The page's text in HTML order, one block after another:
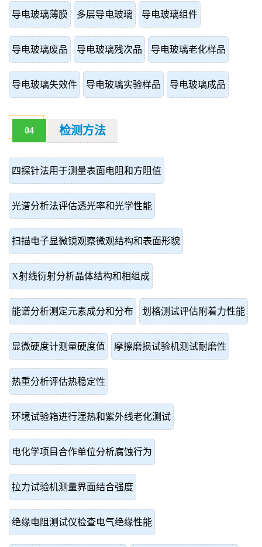
导电玻璃薄膜 多层导电玻璃 导电玻璃组件
导电玻璃废品 导电玻璃残次品 导电玻璃老化样品
导电玻璃失效件 导电玻璃实验样品 导电玻璃成品
04 检测方法
四探针法用于测量表面电阻和方阻值
光谱分析法评估透光率和光学性能
扫描电子显微镜观察微观结构和表面形貌
X射线衍射分析晶体结构和相组成
能谱分析测定元素成分和分布 划格测试评估附着力性能
显微硬度计测量硬度值 摩擦磨损试验机测试耐磨性
热重分析评估热稳定性
环境试验箱进行湿热和紫外线老化测试
电化学项目合作单位分析腐蚀行为
拉力试验机测量界面结合强度
绝缘电阻测试仪检查电气绝缘性能